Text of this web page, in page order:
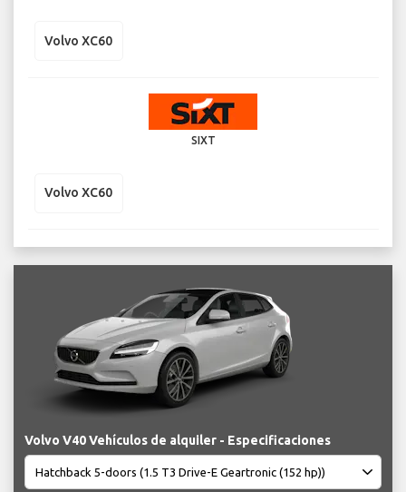
Volvo XC60
SIXT
Volvo XC60
Volvo V40 Vehículos de alquiler - Especificaciones